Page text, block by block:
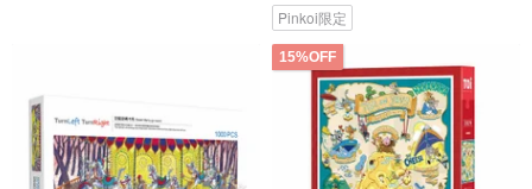
Pinkoi限定
15%OFF